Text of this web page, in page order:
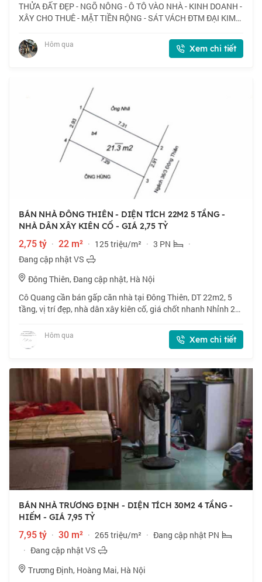
THỬA ĐẤT ĐẸP - NGÕ NÔNG - Ô TÔ VÀO NHÀ - KINH DOANH -
XÂY CHO THUÊ - MẶT TIỀN RỘNG - SÁT VÁCH ĐTM ĐẠI KIM
vào nhà. 🏠 50m2 x 1 tầng, mặt tiền
Hôm qua Xem chi tiết
BÁN NHÀ ĐÔNG THIÊN - DIỆN TÍCH 22M2 5 TẦNG -
NHÀ DÂN XÂY KIÊN CỐ - GIÁ 2,75 TỶ
2,75 tỷ · 22 m² · 125 triệu/m² · 3 PN
·
Đang cập nhật VS
Đông Thiên, Đang cập nhật, Hà Nội
Cô Quang cần bán gấp căn nhà tại Đông Thiên, DT 22m2, 5
tầng, vị trí đẹp, nhà dân xây kiên cố, giá chốt nhanh Nhỉnh 2
cố. 🏠 22m2 x 5 tầng,
Hôm qua Xem chi tiết
BÁN NHÀ TRƯƠNG ĐỊNH - DIỆN TÍCH 30M2 4 TẦNG -
HIẾM - GIÁ 7,95 TỶ
7,95 tỷ · 30 m² · 265 triệu/m² · Đang cập nhật PN
· Đang cập nhật VS
Trương Định, Hoàng Mai, Hà Nội